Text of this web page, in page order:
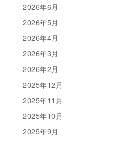
2026年6月
2026年5月
2026年4月
2026年3月
2026年2月
2025年12月
2025年11月
2025年10月
2025年9月